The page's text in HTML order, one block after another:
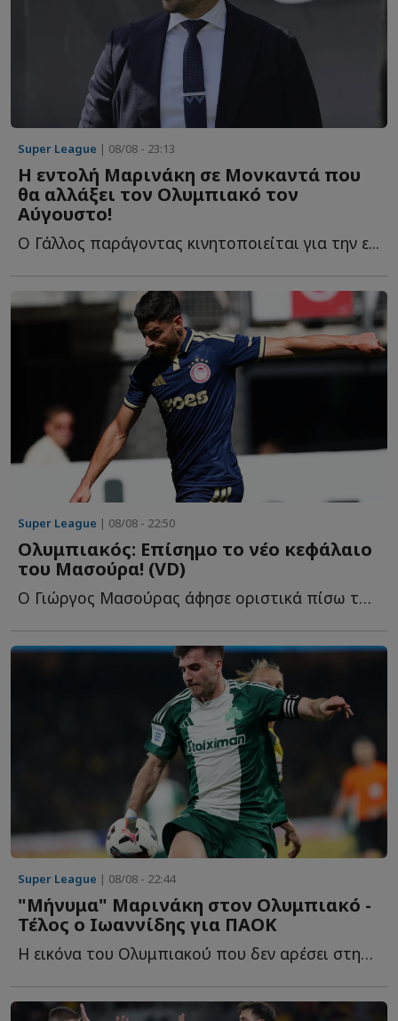
Super League | 08/08 - 23:13
Η εντολή Μαρινάκη σε Μονκαντά που
θα αλλάξει τον Ολυμπιακό τον
Αύγουστο!
Ο Γάλλος παράγοντας κινητοποιείται για την ε...
Super League | 08/08 - 22:50
Ολυμπιακός: Επίσημο το νέο κεφάλαιο
του Μασούρα! (VD)
Ο Γιώργος Μασούρας άφησε οριστικά πίσω του το κεφάλαιο τ...
Super League | 08/08 - 22:44
"Μήνυμα" Μαρινάκη στον Ολυμπιακό -
Τέλος ο Ιωαννίδης για ΠΑΟΚ
Η εικόνα του Ολυμπιακού που δεν αρέσει στην διοίκηση, τ...